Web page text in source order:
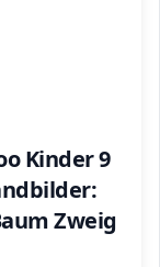
Kinder 9
Zweig